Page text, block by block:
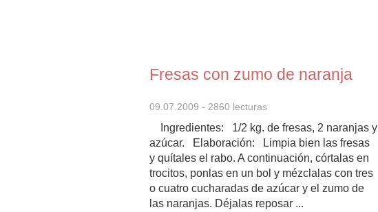
Fresas con zumo de naranja
09.07.2009 - 2860 lecturas
Ingredientes: 1/2 kg. de fresas, 2 naranjas y
azúcar. Elaboración: Limpia bien las fresas
y quítales el rabo. A continuación, córtalas en
trocitos, ponlas en un bol y mézclalas con tres
o cuatro cucharadas de azúcar y el zumo de
las naranjas. Déjalas reposar ...